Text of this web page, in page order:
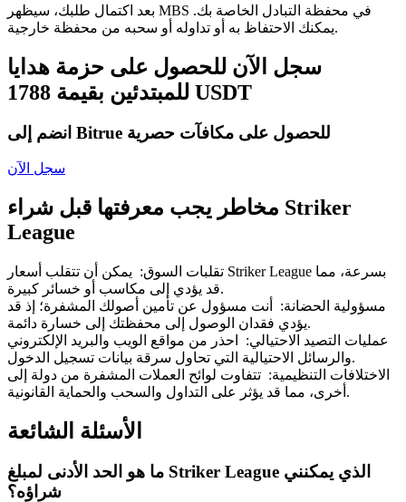
تعرف على كيفية كسب الدخل السلبي
شركاء بيترو
بعد اكتمال طلبك، سيظهر MBS في محفظة التبادل الخاصة بك.
يمكنك الاحتفاظ به أو تداوله أو سحبه من محفظة خارجية.
سجل الآن للحصول على حزمة هدايا
للمبتدئين بقيمة 1788 USDT
انضم إلى Bitrue للحصول على مكافآت حصرية
سجل الآن
مخاطر يجب معرفتها قبل شراء Striker
League
تقلبات السوق: يمكن أن تتقلب أسعار Striker League بسرعة، مما
قد يؤدي إلى مكاسب أو خسائر كبيرة.
مسؤولية الحضانة:
أنت مسؤول عن تأمين أصولك المشفرة؛ إذ قد
يؤدي فقدان الوصول إلى محفظتك إلى خسارة دائمة.
عمليات التصيد الاحتيالي:
احذر من مواقع الويب والبريد الإلكتروني
والرسائل الاحتيالية التي تحاول سرقة بيانات تسجيل الدخول.
الاختلافات التنظيمية: تتفاوت لوائح العملات المشفرة من دولة إلى
أخرى، مما قد يؤثر على التداول والسحب والحماية القانونية.
الأسئلة الشائعة
ما هو الحد الأدنى لمبلغ Striker League الذي يمكنني
شراؤه؟